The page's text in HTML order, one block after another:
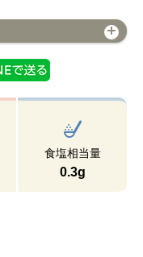
食塩相当量
0.3g